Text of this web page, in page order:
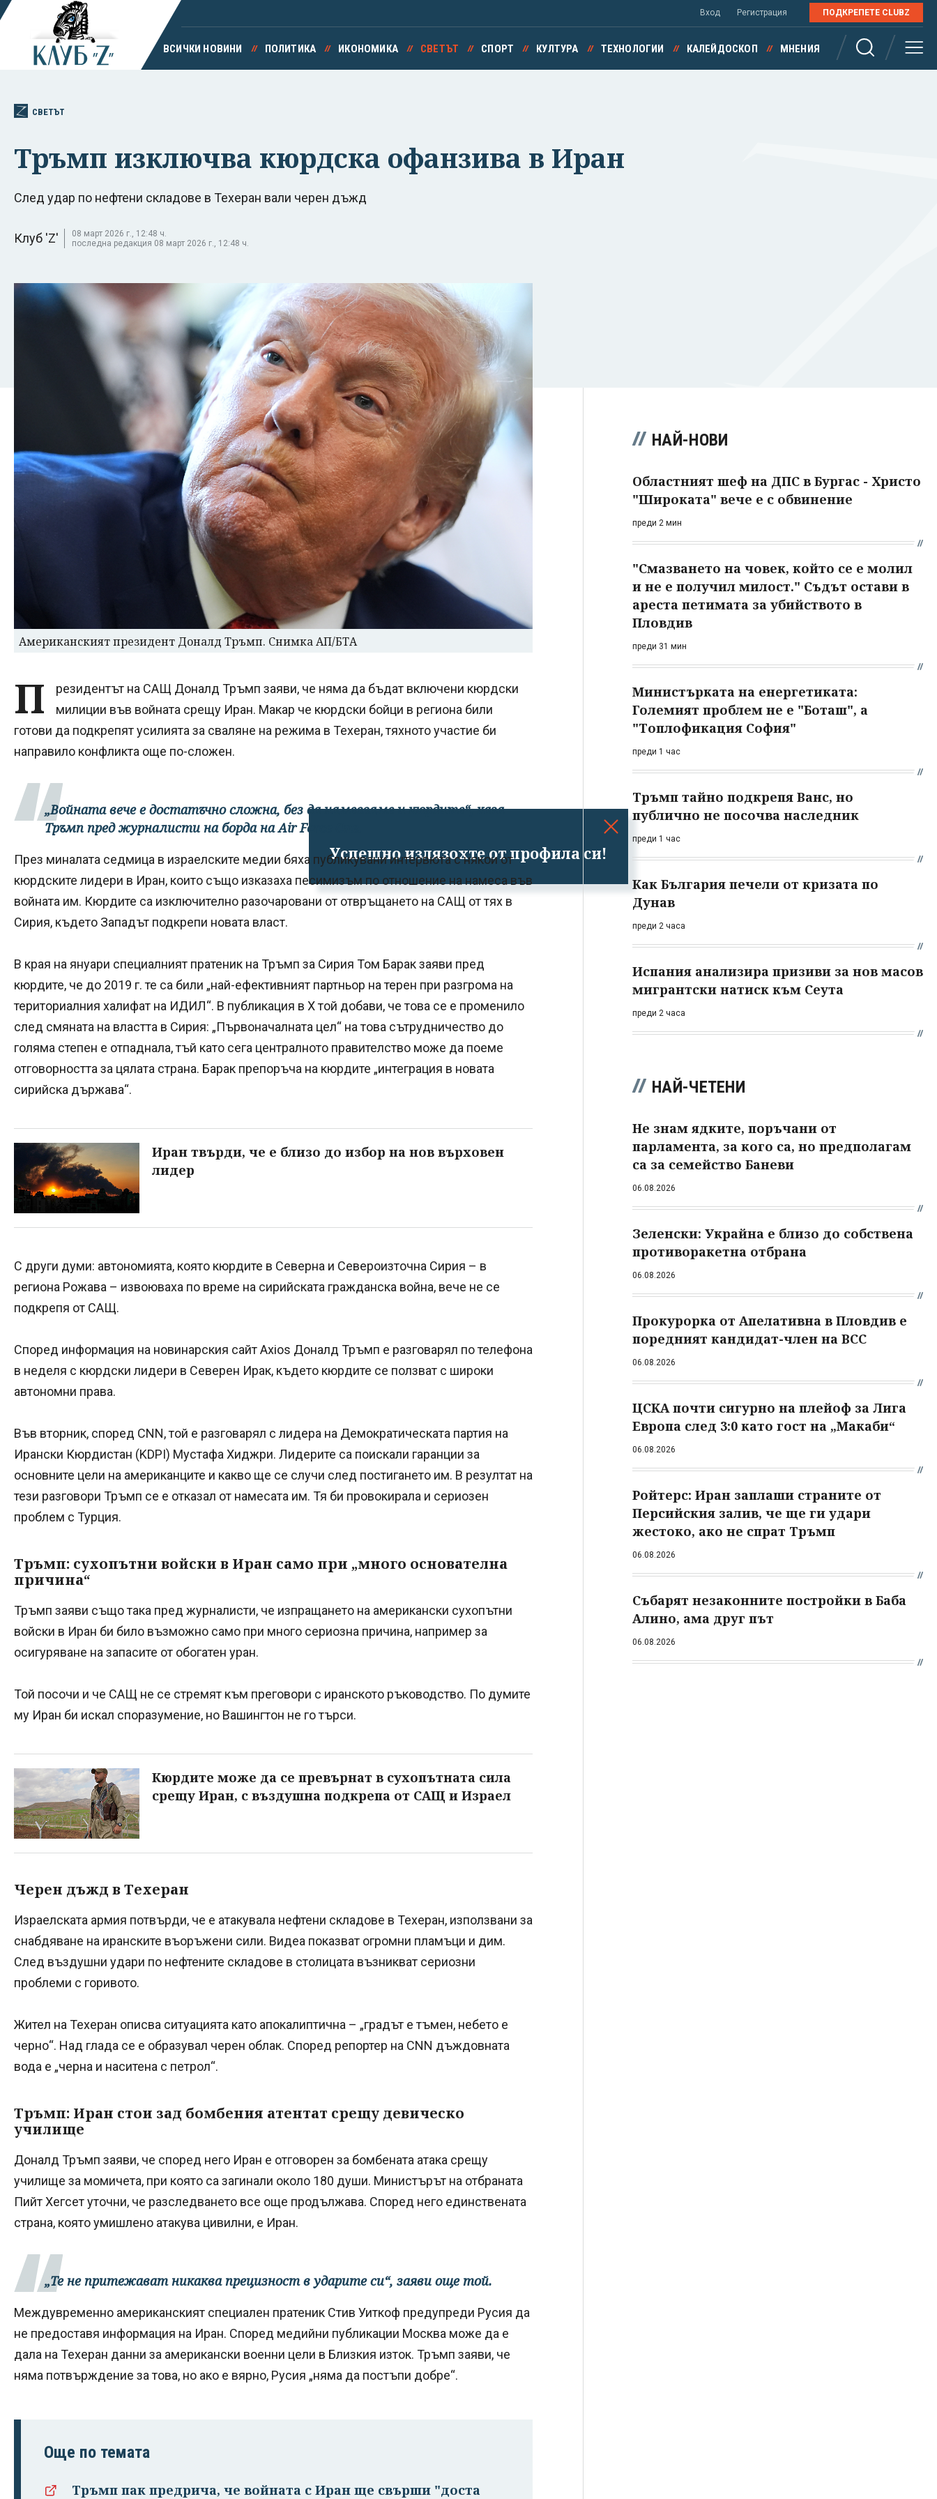
Успешно излязохте от профила си!
Вход Регистрация ПОДКРЕПЕТЕ CLUBZ
ВСИЧКИ НОВИНИ ПОЛИТИКА ИКОНОМИКА СВЕТЪТ СПОРТ КУЛТУРА ТЕХНОЛОГИИ КАЛЕЙДОСКОП МНЕНИЯ
СВЕТЪТ
Тръмп изключва кюрдска офанзива в Иран
След удар по нефтени складове в Техеран вали черен дъжд
Клуб 'Z'
08 март 2026 г., 12:48 ч.
последна редакция 08 март 2026 г., 12:48 ч.
Американският президент Доналд Тръмп. Снимка АП/БТА
П
резидентът на САЩ Доналд Тръмп заяви, че няма да бъдат включени кюрдски
милиции във войната срещу Иран. Макар че кюрдски бойци в региона били
готови да подкрепят усилията за сваляне на режима в Техеран, тяхното участие би
направило конфликта още по-сложен.
„Войната вече е достатъчно сложна, без да намесваме и кюрдите“, каза
Тръмп пред журналисти на борда на Air Force One.
През миналата седмица в израелските медии бяха публикувани интервюта с някои от
кюрдските лидери в Иран, които също изказаха песимизъм по отношение на намеса във
войната им. Кюрдите са изключително разочаровани от отвръщането на САЩ от тях в
Сирия, където Западът подкрепи новата власт.
В края на януари специалният пратеник на Тръмп за Сирия Том Барак заяви пред
кюрдите, че до 2019 г. те са били „най-ефективният партньор на терен при разгрома на
териториалния халифат на ИДИЛ“. В публикация в X той добави, че това се е променило
след смяната на властта в Сирия: „Първоначалната цел“ на това сътрудничество до
голяма степен е отпаднала, тъй като сега централното правителство може да поеме
отговорността за цялата страна. Барак препоръча на кюрдите „интеграция в новата
сирийска държава“.
Иран твърди, че е близо до избор на нов върховен
лидер
С други думи: автономията, която кюрдите в Северна и Североизточна Сирия – в
региона Рожава – извоюваха по време на сирийската гражданска война, вече не се
подкрепя от САЩ.
Според информация на новинарския сайт Axios Доналд Тръмп е разговарял по телефона
в неделя с кюрдски лидери в Северен Ирак, където кюрдите се ползват с широки
автономни права.
Във вторник, според CNN, той е разговарял с лидера на Демократическата партия на
Ирански Кюрдистан (KDPI) Мустафа Хиджри. Лидерите са поискали гаранции за
основните цели на американците и какво ще се случи след постигането им. В резултат на
тези разговори Тръмп се е отказал от намесата им. Тя би провокирала и сериозен
проблем с Турция.
Тръмп: сухопътни войски в Иран само при „много основателна
причина“
Тръмп заяви също така пред журналисти, че изпращането на американски сухопътни
войски в Иран би било възможно само при много сериозна причина, например за
осигуряване на запасите от обогатен уран.
Той посочи и че САЩ не се стремят към преговори с иранското ръководство. По думите
му Иран би искал споразумение, но Вашингтон не го търси.
Кюрдите може да се превърнат в сухопътната сила
срещу Иран, с въздушна подкрепа от САЩ и Израел
Черен дъжд в Техеран
Израелската армия потвърди, че е атакувала нефтени складове в Техеран, използвани за
снабдяване на иранските въоръжени сили. Видеа показват огромни пламъци и дим.
След въздушни удари по нефтените складове в столицата възникват сериозни
проблеми с горивото.
Жител на Техеран описва ситуацията като апокалиптична – „градът е тъмен, небето е
черно“. Над глада се е образувал черен облак. Според репортер на CNN дъждовната
вода е „черна и наситена с петрол“.
Тръмп: Иран стои зад бомбения атентат срещу девическо
училище
Доналд Тръмп заяви, че според него Иран е отговорен за бомбената атака срещу
училище за момичета, при която са загинали около 180 души. Министърът на отбраната
Пийт Хегсет уточни, че разследването все още продължава. Според него единствената
страна, която умишлено атакува цивилни, е Иран.
„Те не притежават никаква прецизност в ударите си“, заяви още той.
Междувременно американският специален пратеник Стив Уиткоф предупреди Русия да
не предоставя информация на Иран. Според медийни публикации Москва може да е
дала на Техеран данни за американски военни цели в Близкия изток. Тръмп заяви, че
няма потвърждение за това, но ако е вярно, Русия „няма да постъпи добре“.
Още по темата
Тръмп пак предрича, че войната с Иран ще свърши "доста
НАЙ-НОВИ
Областният шеф на ДПС в Бургас - Христо
"Широката" вече е с обвинение
преди 2 мин
"Смазването на човек, който се е молил
и не е получил милост." Съдът остави в
ареста петимата за убийството в
Пловдив
преди 31 мин
Министърката на енергетиката:
Големият проблем не е "Боташ", а
"Топлофикация София"
преди 1 час
Тръмп тайно подкрепя Ванс, но
публично не посочва наследник
преди 1 час
Как България печели от кризата по
Дунав
преди 2 часа
Испания анализира призиви за нов масов
мигрантски натиск към Сеута
преди 2 часа
НАЙ-ЧЕТЕНИ
Не знам ядките, поръчани от
парламента, за кого са, но предполагам
са за семейство Баневи
06.08.2026
Зеленски: Украйна е близо до собствена
противоракетна отбрана
06.08.2026
Прокурорка от Апелативна в Пловдив е
поредният кандидат-член на ВСС
06.08.2026
ЦСКА почти сигурно на плейоф за Лига
Европа след 3:0 като гост на „Макаби“
06.08.2026
Ройтерс: Иран заплаши страните от
Персийския залив, че ще ги удари
жестоко, ако не спрат Тръмп
06.08.2026
Събарят незаконните постройки в Баба
Алино, ама друг път
06.08.2026